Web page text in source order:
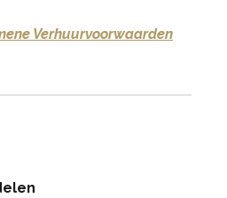
Verhuurvoorwaarden